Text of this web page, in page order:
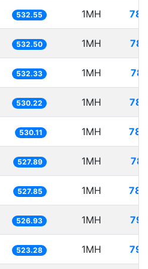
532.55 1MH
532.50 1MH
532.33 1MH
530.22 1MH
530.11 1MH
527.89 1MH
527.85 1MH
526.93 1MH
523.28 1MH